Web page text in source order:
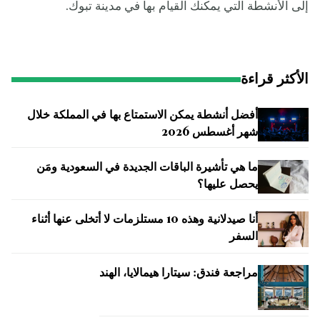
إلى الأنشطة التي يمكنك القيام بها في مدينة تبوك.
الأكثر قراءة
أفضل أنشطة يمكن الاستمتاع بها في المملكة خلال
شهر أغسطس 2026
ما هي تأشيرة الباقات الجديدة في السعودية ومَن
يحصل عليها؟
أنا صيدلانية وهذه 10 مستلزمات لا أتخلى عنها أثناء
السفر
مراجعة فندق: سيتارا هيمالايا، الهند